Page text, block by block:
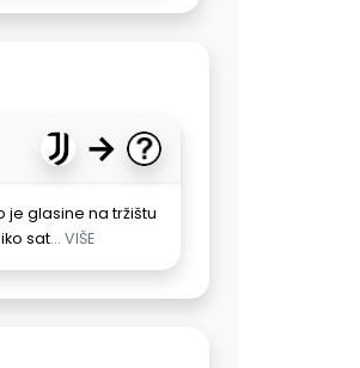
→
glasine na tržištu
sat... VIŠE